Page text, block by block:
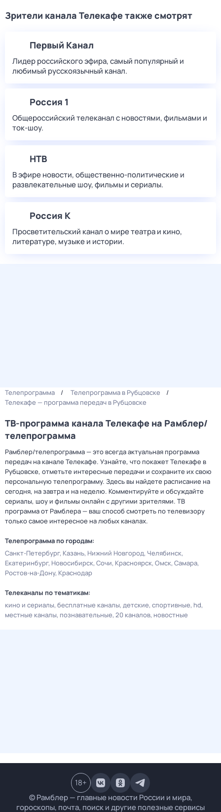
Зрители канала Телекафе также смотрят
Первый Канал
Лидер российского эфира, самый популярный и
любимый русскоязычный канал.
Россия 1
Общероссийский телеканал с новостями, фильмами и
ток-шоу.
НТВ
В эфире новости, общественно-политические и
развлекательные шоу, фильмы и сериалы.
Россия К
Просветительский канал о мире театра и кино,
литературе, музыке и истории.
Телепрограмма
Телепрограмма в Рубцовске
Телекафе — программа передач в Рубцовске
ТВ-программа канала Телекафе на Рамблер/
телепрограмма
Рамблер/телепрограмма — это всегда актуальная программа
передач на канале Телекафе. Узнайте, что покажет Телекафе в
Рубцовске, отметьте интересные передачи и сохраните их свою
персональную телепрограмму. Здесь вы найдете расписание на
сегодня, на завтра и на неделю. Комментируйте и обсуждайте
сериалы, шоу и фильмы онлайн с другими зрителями. ТВ
программа от Рамблера — ваш способ смотреть по телевизору
только самое интересное на любых каналах.
Телепрограмма по городам:
Санкт-Петербург Казань Нижний Новгород Челябинск
Екатеринбург Новосибирск Сочи Красноярск Омск Самара
Ростов-на-Дону Краснодар
Телеканалы по тематикам:
кино и сериалы бесплатные каналы детские спортивные hd
местные каналы познавательные 20 каналов новостные
© Рамблер — главные новости России и мира,
гороскопы, почта, поиск и другие полезные сервисы
18+